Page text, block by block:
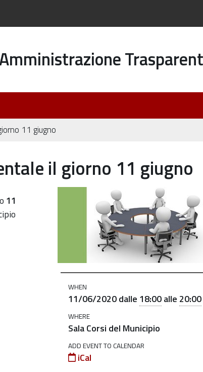
11 giugno
il giorno 11 giugno
WHEN
11/06/2020dalle 18:00alle 20:00
WHERE
Sala Corsi del Municipio
ADD EVENT TO CALENDAR
iCal
11